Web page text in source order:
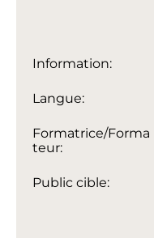
Information:
Langue:
Formatrice/Forma
teur:
Public cible: